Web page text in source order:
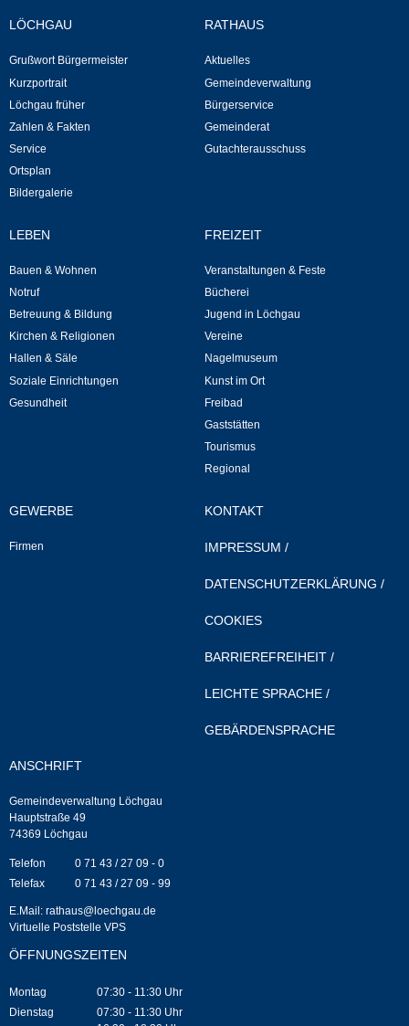
Schlepper / Traktor
Gemeindeverwaltung
Schadensmeldungen
Bürgerservice
Bodenrichtwerte
Bezirksschornsteinfeger
Laufende beschränkte Ausschreibungen
Bebauungspläne
Fortschreibung Flächennutzungsplan
Förderprogramm Balkonkraftwerk
LÖCHGAU
Grußwort Bürgermeister
Kurzportrait
Löchgau früher
Zahlen & Fakten
Service
Ortsplan
Bildergalerie
RATHAUS
Aktuelles
Gemeindeverwaltung
Bürgerservice
Gemeinderat
Gutachterausschuss
LEBEN
Bauen & Wohnen
Notruf
Betreuung & Bildung
Kirchen & Religionen
Hallen & Säle
Soziale Einrichtungen
Gesundheit
FREIZEIT
Veranstaltungen & Feste
Bücherei
Jugend in Löchgau
Vereine
Nagelmuseum
Kunst im Ort
Freibad
Gaststätten
Tourismus
Regional
GEWERBE
Firmen
KONTAKT
IMPRESSUM /
DATENSCHUTZERKLÄRUNG /
COOKIES
BARRIEREFREIHEIT /
LEICHTE SPRACHE /
GEBÄRDENSPRACHE
ANSCHRIFT
Gemeindeverwaltung Löchgau
Hauptstraße 49
74369 Löchgau
Telefon
0 71 43 / 27 09 - 0
Telefax
0 71 43 / 27 09 - 99
E.Mail: rathaus@loechgau.de
Virtuelle Poststelle VPS
ÖFFNUNGSZEITEN
Montag
07:30 - 11:30 Uhr
Dienstag
07:30 - 11:30 Uhr